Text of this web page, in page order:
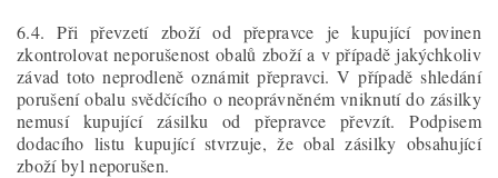
6.4. Při převzetí zboží od přepravce je kupující povinen
zkontrolovat neporušenost obalů zboží a v případě jakýchkoliv
závad toto neprodleně oznámit přepravci. V případě shledání
porušení obalu svědčícího o neoprávněném vniknutí do zásilky
nemusí kupující zásilku od přepravce převzít. Podpisem
dodacího listu kupující stvrzuje, že obal zásilky obsahující
zboží byl neporušen.